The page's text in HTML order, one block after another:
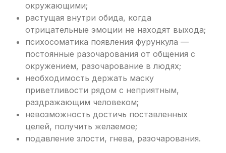
окружающими;
растущая внутри обида, когда
отрицательные эмоции не находят выхода;
психосоматика появления фурункула —
постоянные разочарования от общения с
окружением, разочарование в людях;
необходимость держать маску
приветливости рядом с неприятным,
раздражающим человеком;
невозможность достичь поставленных
целей, получить желаемое;
подавление злости, гнева, разочарования.